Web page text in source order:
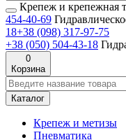
Крепеж и крепежная
454-40-69
18+38 (098) 317-97-75
+38 (050) 504-43-18
0
Корзина
Каталог
Крепеж и метизы
Пневматика